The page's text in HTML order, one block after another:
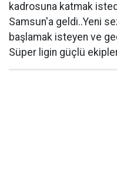
kadrosuna katmak
Samsun'a geldi..Yeni
başlamak isteyen ve
Süper ligin güçlü